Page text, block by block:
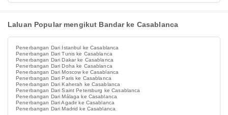
Laluan Popular mengikut Bandar ke Casablanca
Penerbangan Dari Istanbul ke Casablanca
Penerbangan Dari Tunis ke Casablanca
Penerbangan Dari Dakar ke Casablanca
Penerbangan Dari Doha ke Casablanca
Penerbangan Dari Moscow ke Casablanca
Penerbangan Dari Paris ke Casablanca
Penerbangan Dari Kaherah ke Casablanca
Penerbangan Dari Saint Petersburg ke Casablanca
Penerbangan Dari Málaga ke Casablanca
Penerbangan Dari Agadir ke Casablanca
Penerbangan Dari Madrid ke Casablanca